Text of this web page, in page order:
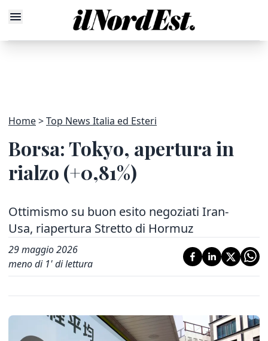
Home Top News Italia ed Esteri
Borsa: Tokyo, apertura in
rialzo (+0,81%)
Ottimismo su buon esito negoziati Iran-
Usa, riapertura Stretto di Hormuz
29 maggio 2026
meno di 1' di lettura